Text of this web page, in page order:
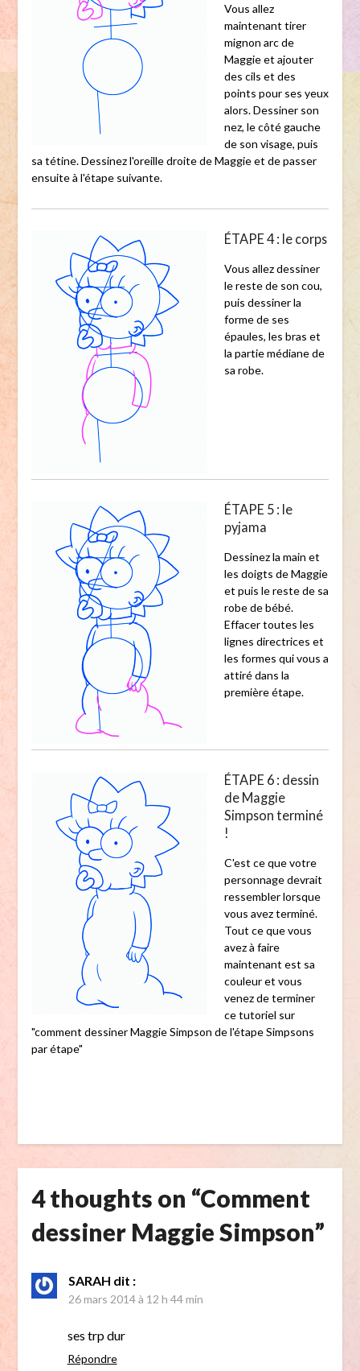
Vous allez
maintenant tirer
mignon arc de
Maggie et ajouter
des cils et des
points pour ses yeux
alors. Dessiner son
nez, le côté gauche
de son visage, puis
sa tétine. Dessinez l'oreille droite de Maggie et de passer
ensuite à l'étape suivante.
ÉTAPE 4 : le corps
Vous allez dessiner
le reste de son cou,
puis dessiner la
forme de ses
épaules, les bras et
la partie médiane de
sa robe.
ÉTAPE 5 : le
pyjama
Dessinez la main et
les doigts de Maggie
et puis le reste de sa
robe de bébé.
Effacer toutes les
lignes directrices et
les formes qui vous a
attiré dans la
première étape.
ÉTAPE 6 : dessin
de Maggie
Simpson terminé
!
C'est ce que votre
personnage devrait
ressembler lorsque
vous avez terminé.
Tout ce que vous
avez à faire
maintenant est sa
couleur et vous
venez de terminer
ce tutoriel sur
"comment dessiner Maggie Simpson de l'étape Simpsons
par étape"
4 thoughts on “Comment
dessiner Maggie Simpson”
SARAH dit :
26 mars 2014 à 12 h 44 min
ses trp dur
Répondre